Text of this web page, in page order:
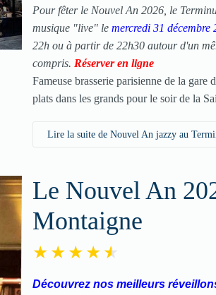
Pour fêter le Nouvel An 2026, le
musique "live" lemercredi 31 décembre
22h ou à partir de 22h30 autour d'un
compris. Réserver en ligne
Fameuse brasserie parisienne de la
plats dans les grands pour le soir de la
Lire la suite de Nouvel An jazzy au
Le Nouvel An
Montaigne
Découvrez nos meilleurs